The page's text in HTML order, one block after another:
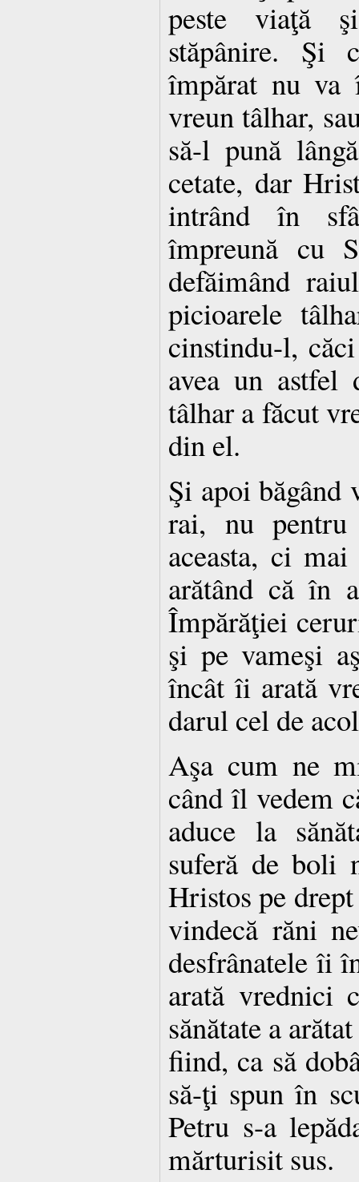
peste viaţă
stăpânire.
împărat nu va
vreun tâlhar,
să-l pună
cetate, dar
intrând în
împreună cu
defăimând
picioarele
cinstindu-l,
avea un astfel
tâlhar a făcut
din el.
Şi apoi băgând
rai, nu
aceasta, ci
arătând că în
Împărăţiei
şi pe vameşi
încât îi arată
darul cel de
Aşa cum ne
când îl vedem
aduce la
suferă de boli
Hristos pe
vindecă răni
desfrânatele îi
arată vrednici
sănătate a
fiind, ca să
să-ţi spun în
Petru s-a
mărturisit sus.